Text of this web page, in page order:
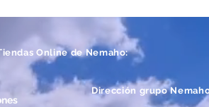
Online de Nemaho:
Dirección grupo